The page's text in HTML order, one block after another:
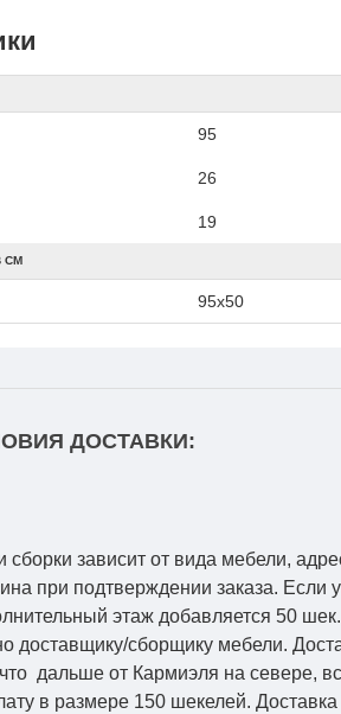
95
26
19
СМ
95x50
ДОСТАВКИ:
сборки зависит от вида мебели,
при подтверждении заказа. Если
этаж добавляется 50
доставщику/сборщику мебели.
что дальше от Кармиэля на
в размере 150 шекелей.